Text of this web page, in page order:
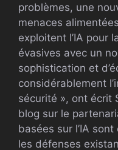
problèmes, une
menaces
exploitent l’IA pour
évasives avec un
sophistication et
considérablement
sécurité », ont écrit
blog sur le
basées sur l’IA
les défenses